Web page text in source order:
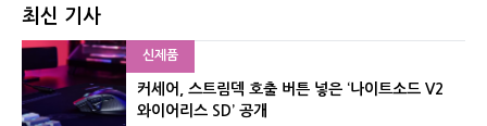
최신 기사
신제품
커세어, 스트림덱 호출 버튼 넣은 ‘나이트소드 V2
와이어리스 SD’ 공개